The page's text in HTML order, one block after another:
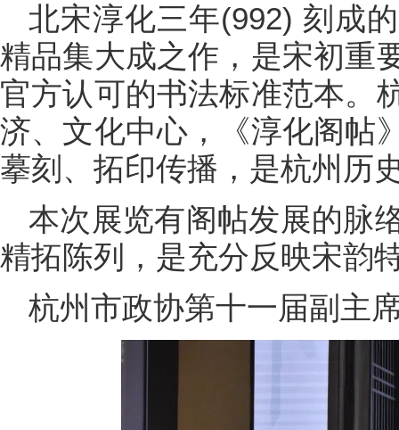
北宋淳化三年(992) 刻成
精品集大成之作，是宋初重
官方认可的书法标准范本。
济、文化中心，《淳化阁帖
摹刻、拓印传播，是杭州历
本次展览有阁帖发展的脉
精拓陈列，是充分反映宋韵
杭州市政协第十一届副主